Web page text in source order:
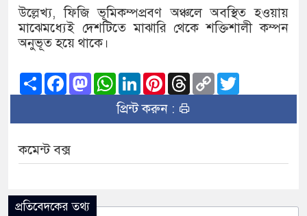
হামের উপসর্গে আরও ৬
জামায়াত ফেরেশতাদের দল নয়,
মতিঝিলে মেট্রোরেলের নিচে
উল্লেখ্য, ফিজি ভূমিকম্পপ্রবণ অঞ্চলে অবস্থিত হওয়ায়
মাঝেমধ্যেই দেশটিতে মাঝারি থেকে শক্তিশালী কম্পন
অনুভূত হয়ে থাকে।
ShareFacebook
Mastodon
WhatsApp
LinkedInPinterest
Threads
Copy
Link
প্রিন্ট করুন :
কমেন্ট বক্স
প্রতিবেদকের তথ্য